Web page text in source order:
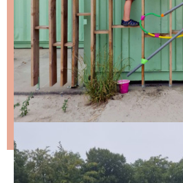
Stap 2 – open de email en
(niks ontvangen, bekijk dan je
Wil je niet wachten op de
dan hier de nieuwste nieuwsbrief